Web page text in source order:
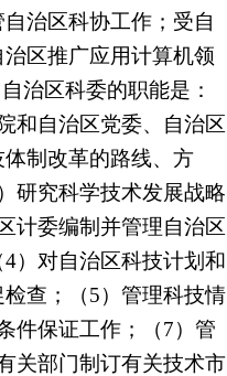
治区科协工作；受自
区推广应用计算机领
治区科委的职能是：
和自治区党委、自治区
制改革的路线、方
研究科学技术发展战略
计委编制并管理自治区
）对自治区科技计划和
查；（5）管理科技情
件保证工作；（7）管
关部门制订有关技术市